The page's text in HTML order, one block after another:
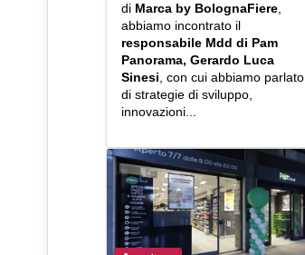
di Marca by BolognaFiere
abbiamo incontrato il
responsabile Mdd di Pam
Panorama, Gerardo Luca
Sinesi , con cui abbiamo parlato
di strategie di sviluppo,
innovazioni...